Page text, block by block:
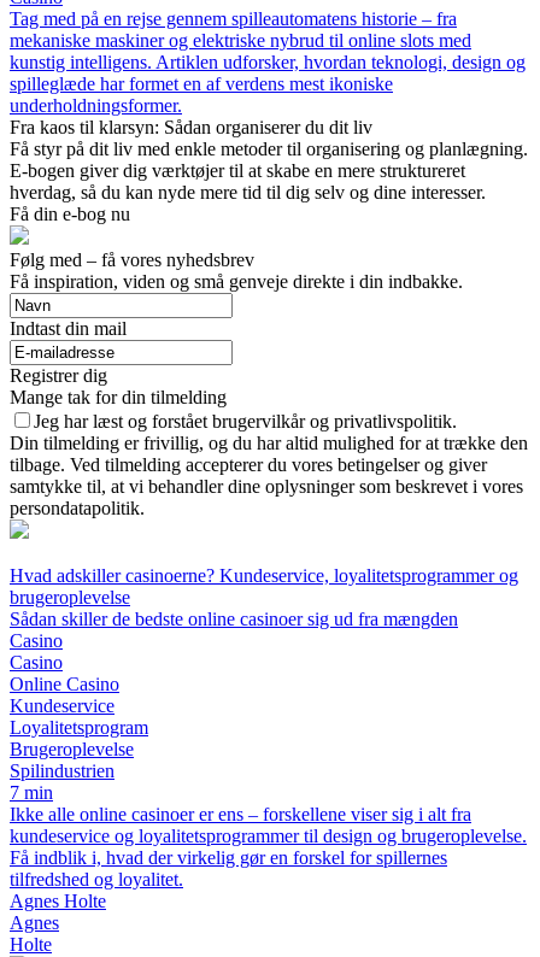
Tag med på en rejse gennem spilleautomatens historie – fra
mekaniske maskiner og elektriske nybrud til online slots med
kunstig intelligens. Artiklen udforsker, hvordan teknologi, design og
spilleglæde har formet en af verdens mest ikoniske
underholdningsformer.
Fra kaos til klarsyn: Sådan organiserer du dit liv
Få styr på dit liv med enkle metoder til organisering og planlægning.
E-bogen giver dig værktøjer til at skabe en mere struktureret
hverdag, så du kan nyde mere tid til dig selv og dine interesser.
Få din e-bog nu
Følg med – få vores nyhedsbrev
Få inspiration, viden og små genveje direkte i din indbakke.
Indtast din mail
Registrer dig
Mange tak for din tilmelding
Jeg har læst og forstået brugervilkår og privatlivspolitik.
Din tilmelding er frivillig, og du har altid mulighed for at trække den
tilbage. Ved tilmelding accepterer du vores betingelser og giver
samtykke til, at vi behandler dine oplysninger som beskrevet i vores
persondatapolitik.
Hvad adskiller casinoerne? Kundeservice, loyalitetsprogrammer og
brugeroplevelse
Sådan skiller de bedste online casinoer sig ud fra mængden
Casino
Casino
Online Casino
Kundeservice
Loyalitetsprogram
Brugeroplevelse
Spilindustrien
7 min
Ikke alle online casinoer er ens – forskellene viser sig i alt fra
kundeservice og loyalitetsprogrammer til design og brugeroplevelse.
Få indblik i, hvad der virkelig gør en forskel for spillernes
tilfredshed og loyalitet.
Agnes Holte
Agnes
Holte